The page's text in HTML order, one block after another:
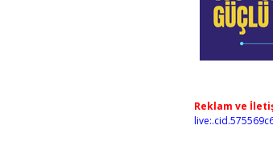
Reklam ve